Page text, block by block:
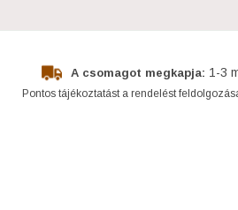
A csomagot megkapja: 1-3
Pontos tájékoztatást a rendelést